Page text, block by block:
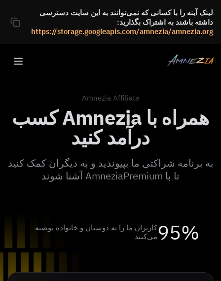
لینک آینه را با کسانی که نمی‌توانند به این سایت دسترسی
داشته باشند به اشتراک بگذارید:
https://storage.googleapis.com/amnezia/amnezia.org
Amnezia Affiliate
همراه با Amnezia کسب
درآمد کنید
به برنامه شراکتی ما بپیوندید و به دیگران کمک کنید
تا با AmneziaPremium آشنا شوند
95%کاربران ما را به دوستان و خانواده توصیه
می‌کنند